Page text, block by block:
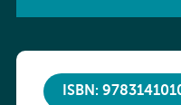
ISBN: